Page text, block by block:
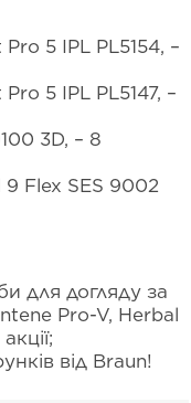
5 IPL PL5154, –
5 IPL PL5147, –
3D, – 8
9 Flex SES 9002
для догляду за
Pro-V, Herbal
від Braun!